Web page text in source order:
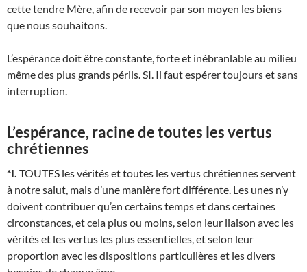
cette tendre Mère, afin de recevoir par son moyen les biens
que nous souhaitons.
L’espérance doit être constante, forte et inébranlable au milieu
même des plus grands périls. SI. Il faut espérer toujours et sans
interruption.
L’espérance, racine de toutes les vertus
chrétiennes
*I. TOUTES les vérités et toutes les vertus chrétiennes servent
à notre salut, mais d’une manière fort différente. Les unes n’y
doivent contribuer qu’en certains temps et dans certaines
circonstances, et cela plus ou moins, selon leur liaison avec les
vérités et les vertus les plus essentielles, et selon leur
proportion avec les dispositions particulières et les divers